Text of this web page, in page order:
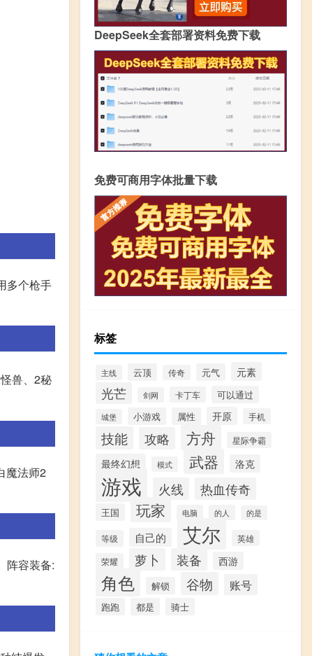
多个枪手
兽、2秘
魔法师2
阵容装备:
DeepSeek全套部署资料免费下载
免费可商用字体批量下载
标签
主线 云顶 传奇 元气 元素
光芒 剑网 卡丁车 可以通过
城堡 小游戏 属性 开原 手机
技能 攻略 方舟 星际争霸
最终幻想 模式 武器 洛克
游戏 火线 热血传奇
王国 玩家 电脑 的人 的是
等级 自己的 艾尔
英雄
荣耀
萝卜 装备 西游
角色 解锁 谷物 账号
跑跑 都是 骑士